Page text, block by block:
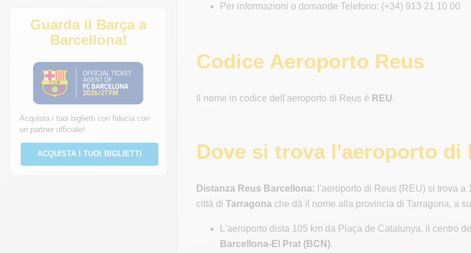
Per informazioni o domande Telefono: (+34) 913 21 10 00
Codice Aeroporto Reus
Il nome in codice dell'aeroporto di Reus è REU.
Dove si trova l'aeroporto di
Distanza Reus Barcellona: l'aeroporto di Reus (REU) si trova
città di Tarragona che dà il nome alla provincia di Tarragona, a
L'aeroporto dista 105 km da Plaça de Catalunya, il centro
Barcellona-El Prat (BCN).
Guarda il Barça a
Barcellona!
Acquista i tuoi biglietti con fiducia con
un partner ufficiale!
ACQUISTA I TUOI BIGLIETTI